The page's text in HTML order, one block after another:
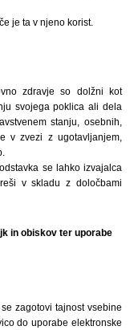
je ta v njeno korist.
zdravje so dolžni kot
svojega poklica ali dela
stanju, osebnih,
v zvezi z ugotavljanjem,
se lahko izvajalca
v skladu z določbami
in obiskov ter uporabe
zagotovi tajnost vsebine
do uporabe elektronske